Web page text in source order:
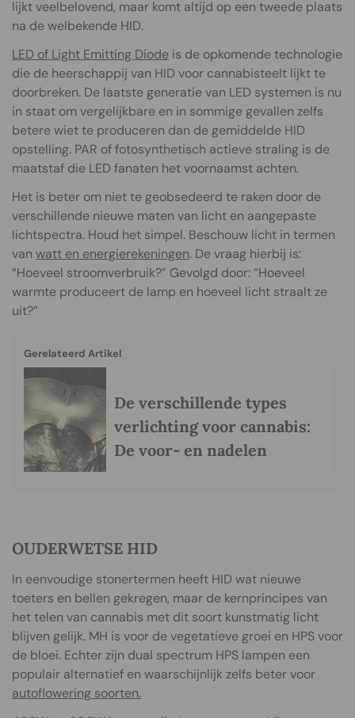
lijkt veelbelovend, maar komt altijd op een tweede plaats
na de welbekende HID.
LED of Light Emitting Diode is de opkomende technologie
die de heerschappij van HID voor cannabisteelt lijkt te
doorbreken. De laatste generatie van LED systemen is nu
in staat om vergelijkbare en in sommige gevallen zelfs
betere wiet te produceren dan de gemiddelde HID
opstelling. PAR of fotosynthetisch actieve straling is de
maatstaf die LED fanaten het voornaamst achten.
Het is beter om niet te geobsedeerd te raken door de
verschillende nieuwe maten van licht en aangepaste
lichtspectra. Houd het simpel. Beschouw licht in termen
van watt en energierekeningen. De vraag hierbij is:
“Hoeveel stroomverbruik?” Gevolgd door: “Hoeveel
warmte produceert de lamp en hoeveel licht straalt ze
uit?”
Gerelateerd Artikel
De verschillende types
verlichting voor cannabis:
De voor- en nadelen
OUDERWETSE HID
In eenvoudige stonertermen heeft HID wat nieuwe
toeters en bellen gekregen, maar de kernprincipes van
het telen van cannabis met dit soort kunstmatig licht
blijven gelijk. MH is voor de vegetatieve groei en HPS voor
de bloei. Echter zijn dual spectrum HPS lampen een
populair alternatief en waarschijnlijk zelfs beter voor
autoflowering soorten.